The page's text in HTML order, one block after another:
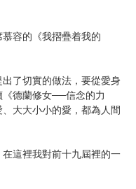
容的《我摺疊着我的
了切實的做法，要從愛身
德蘭修女──信念的力
大大小小的愛，都為人間
這裡我對前十九屆裡的一